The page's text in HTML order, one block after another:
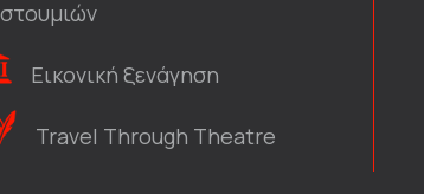
Εικονική ξενάγηση
Travel Through Theatre